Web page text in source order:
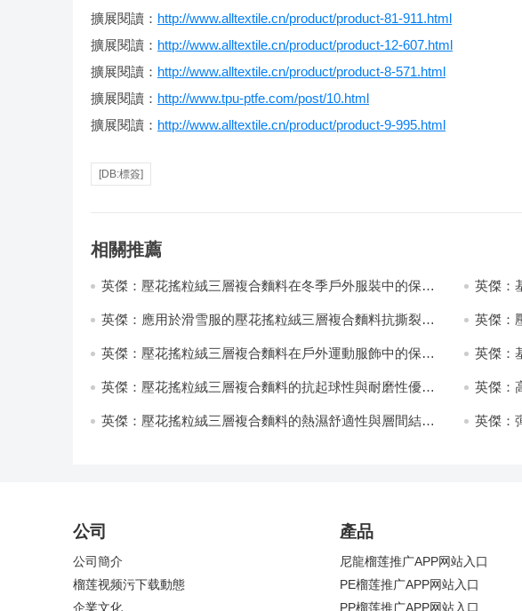
擴展閱讀： http://www.alltextile.cn/product/product-81-911.html
擴展閱讀： http://www.alltextile.cn/product/product-12-607.html
擴展閱讀： http://www.alltextile.cn/product/product-8-571.html
擴展閱讀： http://www.tpu-ptfe.com/post/10.html
擴展閱讀： http://www.alltextile.cn/product/product-9-995.html
[DB:標簽]
相關推薦
英傑：壓花搖粒絨三層複合麵料在冬季戶外服裝中的保暖
英傑：
英傑：應用於滑雪服的壓花搖粒絨三層複合麵料抗撕裂與
英傑：
英傑：壓花搖粒絨三層複合麵料在戶外運動服飾中的保暖
英傑：
英傑：壓花搖粒絨三層複合麵料的抗起球性與耐磨性優化
英傑：
英傑：壓花搖粒絨三層複合麵料的熱濕舒適性與層間結合
英傑：
公司
公司簡介
榴莲视频污下载動態
企業文化
產品
尼龍榴莲推广APP网站入口
PE榴莲推广APP网站入口
PP榴莲推广APP网站入口